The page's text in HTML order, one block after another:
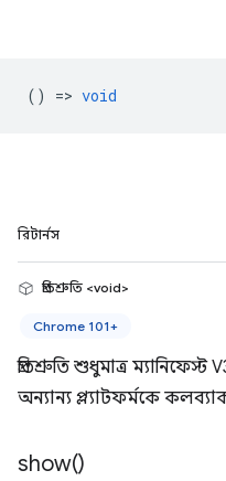
() => void
রিটার্নস
প্রতিশ্রুতি <void>
Chrome 101+
প্রতিশ্রুতি শুধুমাত্র
অন্যান্য প্ল্যাটফর্মকে
show()